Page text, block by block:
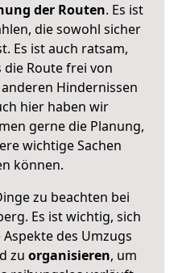
der Routen. Es ist
die sowohl sicher
Es ist auch ratsam,
Route frei von
Hindernissen
hier haben wir
gerne die Planung,
wichtige Sachen
können.
zu beachten bei
Es ist wichtig, sich
des Umzugs
zu organisieren, um